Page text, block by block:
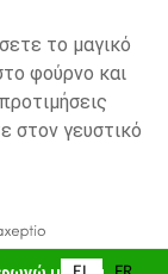
το μαγικό
φούρνο και
στον γευστικό
και στο σύστημα
Εμπορίου.